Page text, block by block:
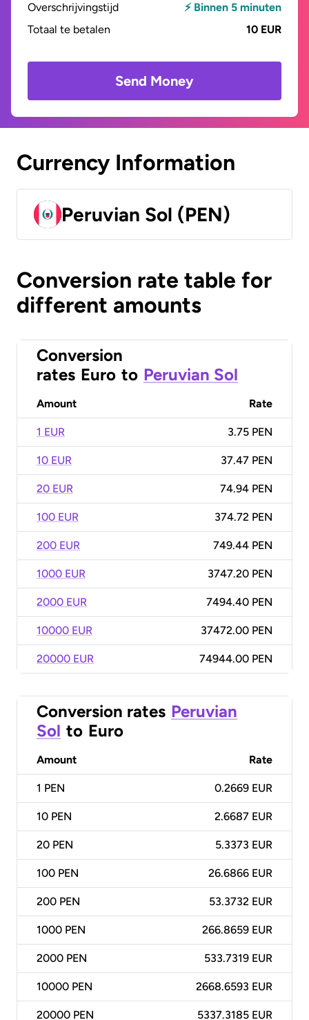
Overschrijvingstijd
⚡ Binnen 5 minuten
Totaal te betalen
10 EUR
Send Money
Currency Information
Peruvian Sol (PEN)
Conversion rate table for
different amounts
Conversion
rates Euro to Peruvian Sol
Amount Rate
1 EUR 3.75 PEN
10 EUR 37.47 PEN
20 EUR 74.94 PEN
100 EUR 374.72 PEN
200 EUR 749.44 PEN
1000 EUR 3747.20 PEN
2000 EUR 7494.40 PEN
10000 EUR 37472.00 PEN
20000 EUR 74944.00 PEN
Conversion rates Peruvian
Sol to Euro
Amount Rate
1 PEN 0.2669 EUR
10 PEN 2.6687 EUR
20 PEN 5.3373 EUR
100 PEN 26.6866 EUR
200 PEN 53.3732 EUR
1000 PEN 266.8659 EUR
2000 PEN 533.7319 EUR
10000 PEN 2668.6593 EUR
20000 PEN 5337.3185 EUR